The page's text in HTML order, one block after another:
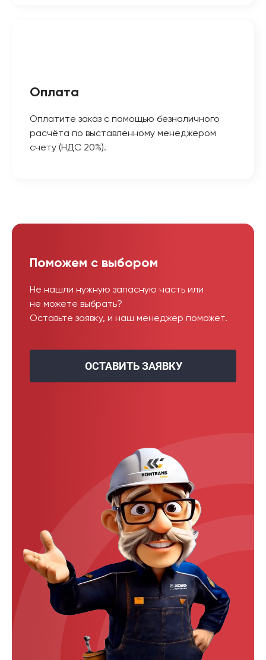
Оплата
Оплатите заказ с помощью безналичного
расчёта по выставленному менеджером
счету (НДС 20%).
Поможем с выбором
Не нашли нужную запасную часть или
не можете выбрать?
Оставьте заявку, и наш менеджер поможет.
ОСТАВИТЬ ЗАЯВКУ